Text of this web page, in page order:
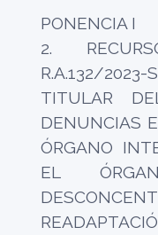
PONENCIA I
2.
R.A.132/
TITULAR
DENUNCIAS
ÓRGANO
EL